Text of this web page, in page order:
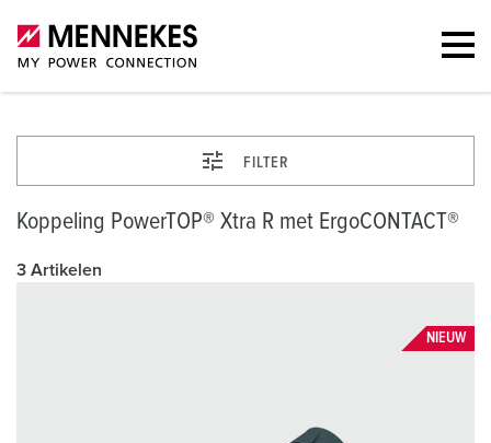
FILTER
Koppeling PowerTOP® Xtra R met ErgoCONTACT®
3 Artikelen
NIEUW